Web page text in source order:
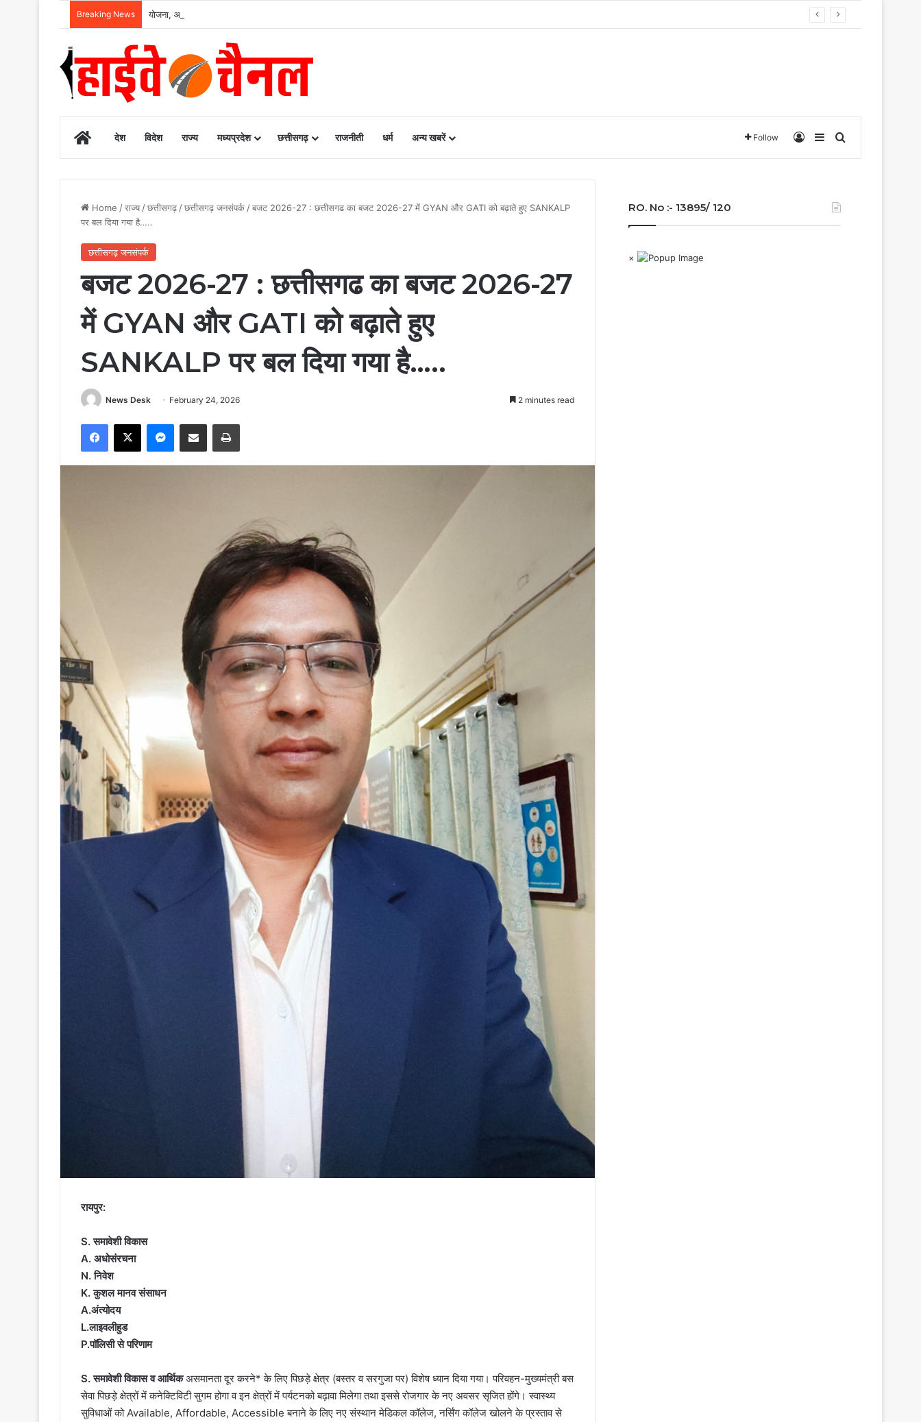
Breaking News योजना, आर्थिक एवं सांख्यिकी विभाग और आईआईएम रायपुर के बीच एमओयू सुशासन, नीति निर्माण और साक्ष्य-आधारित निर्णय प्रणाली को मिलेगा बढ़ावा….
Homeदेश विदेश राज्य मध्यप्रदेश छत्तीसगढ़ राजनीती धर्म अन्य खबरें Follow Log InSidebar
Home /राज्य /छत्तीसगढ़ /छत्तीसगढ़ जनसंपर्क /बजट 2026-27 : छत्तीसगढ का बजट 2026-27 में GYAN और GATI को बढ़ाते हुए SANKALP
पर बल दिया गया है…..
छत्तीसगढ़ जनसंपर्क
बजट 2026-27 : छत्तीसगढ का बजट 2026-27
में GYAN और GATI को बढ़ाते हुए
SANKALP पर बल दिया गया है…..
News Desk February 24, 2026 2 minutes read
Facebook
X Messenger
Share via Email Print
रायपुर:
S. समावेशी विकास
A. अधोसंरचना
N. निवेश
K. कुशल मानव संसाधन
A.अंत्योदय
L.लाइवलीहुड
P.पॉलिसी से परिणाम
S. समावेशी विकास व आर्थिकअसमानता दूर करने* के लिए पिछड़े क्षेत्र (बस्तर व सरगुजा पर) विशेष ध्यान दिया गया। परिवहन-मुख्यमंत्री बस
सेवा पिछड़े क्षेत्रों में कनेक्टिविटी सुगम होगा व इन क्षेत्रों में पर्यटनको बढ़ावा मिलेगा तथा इससे रोजगार के नए अवसर सृजित होंगे। स्वास्थ्य
सुविधाओं को Available, Affordable, Accessible बनाने के लिए नए संस्थान मेडिकल कॉलेज, नर्सिंग कॉलेज खोलने के प्रस्ताव से
RO. No :- 13895/ 120
×